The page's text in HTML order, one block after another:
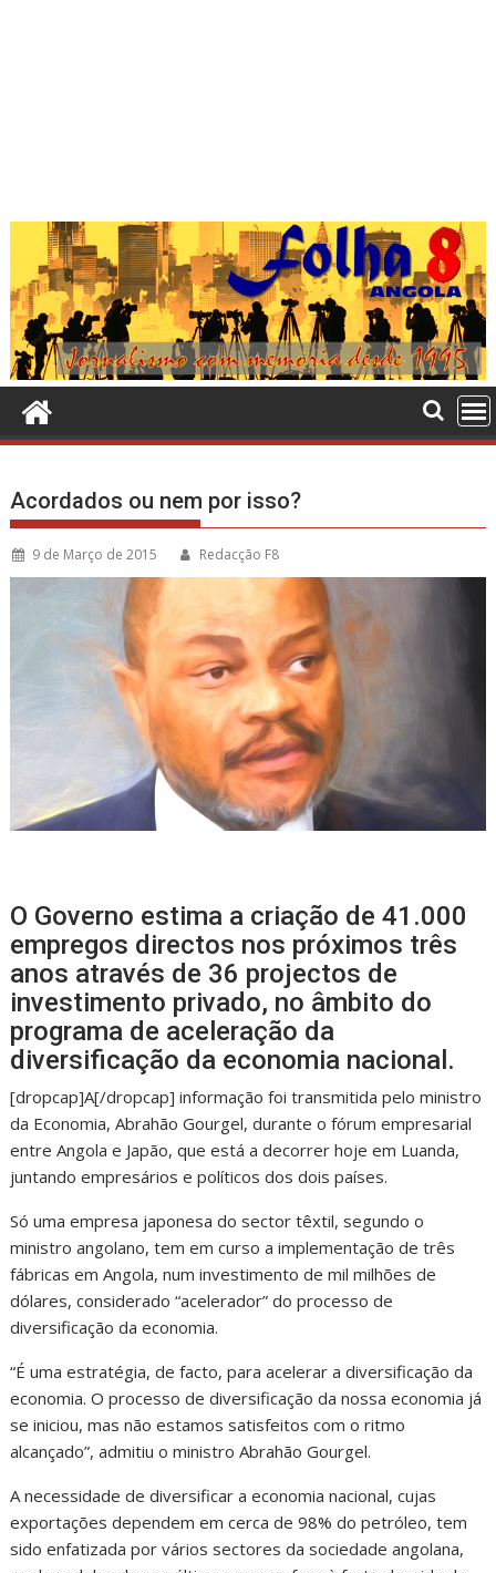
Acordados ou nem por isso?
9 de Março de 2015 Redacção F8
O Governo estima a criação de 41.000
empregos directos nos próximos três
anos através de 36 projectos de
investimento privado, no âmbito do
programa de aceleração da
diversificação da economia nacional.
[dropcap]A[/dropcap] informação foi transmitida pelo ministro
da Economia, Abrahão Gourgel, durante o fórum empresarial
entre Angola e Japão, que está a decorrer hoje em Luanda,
juntando empresários e políticos dos dois países.
Só uma empresa japonesa do sector têxtil, segundo o
ministro angolano, tem em curso a implementação de três
fábricas em Angola, num investimento de mil milhões de
dólares, considerado “acelerador” do processo de
diversificação da economia.
“É uma estratégia, de facto, para acelerar a diversificação da
economia. O processo de diversificação da nossa economia já
se iniciou, mas não estamos satisfeitos com o ritmo
alcançado”, admitiu o ministro Abrahão Gourgel.
A necessidade de diversificar a economia nacional, cujas
exportações dependem em cerca de 98% do petróleo, tem
sido enfatizada por vários sectores da sociedade angolana,